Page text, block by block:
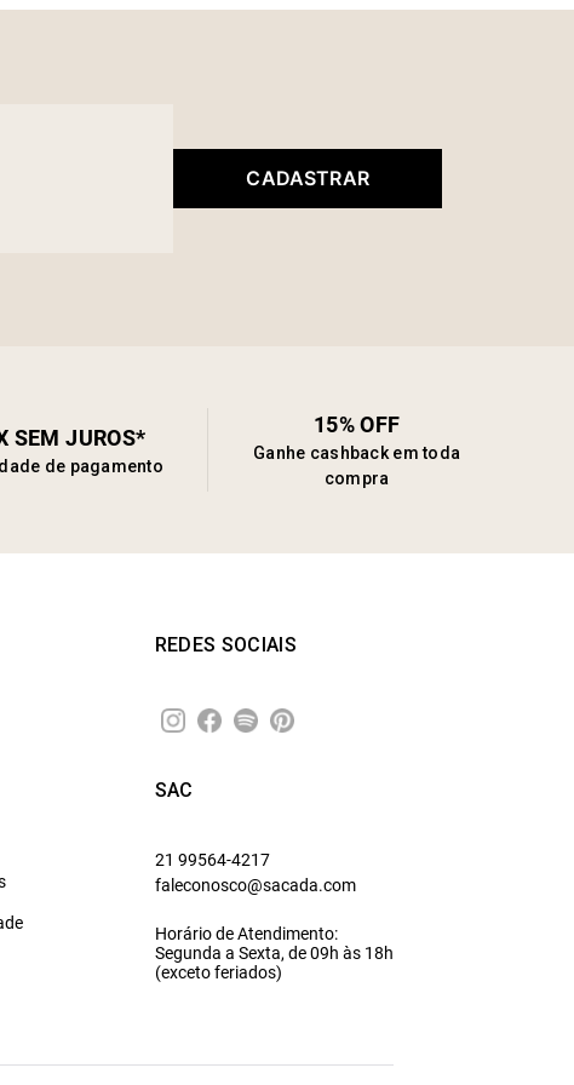
CADASTRAR
SEM JUROS*
de pagamento
15% OFF
Ganhe cashback em toda
compra
REDES SOCIAIS
SAC
21 99564-4217
faleconosco@sacada.com
Horário de Atendimento:
Segunda a Sexta, de 09h às 18h
(exceto feriados)